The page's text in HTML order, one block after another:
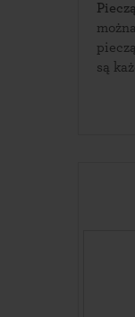
można
są